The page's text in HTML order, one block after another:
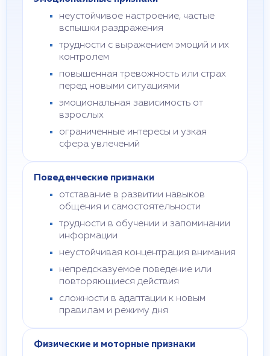
неустойчивое настроение, частые
вспышки раздражения
трудности с выражением эмоций и их
контролем
повышенная тревожность или страх
перед новыми ситуациями
эмоциональная зависимость от
взрослых
ограниченные интересы и узкая
сфера увлечений
Поведенческие признаки
отставание в развитии навыков
общения и самостоятельности
трудности в обучении и запоминании
информации
неустойчивая концентрация внимания
непредсказуемое поведение или
повторяющиеся действия
сложности в адаптации к новым
правилам и режиму дня
Физические и моторные признаки